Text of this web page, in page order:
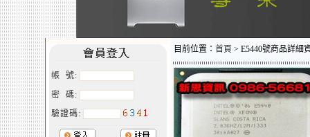
帳 號:
密 碼:
驗證碼:
目前位置： 首頁 > E5440號商品詳細